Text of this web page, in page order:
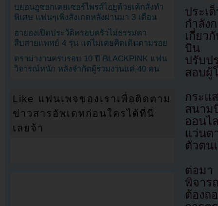
ประเ
กำลัง
เกี่ยว
บิน จ
ปรับป
สอบผู้
กระแ
สนาม
ออน
แว่นต
ตัวตน
ต่อมา
พิจาร
ต้องถ
บยอนอูซอกเคยเซอร์ไพรส์ไอยูด้วยเค้กสั่งทำ
พิเศษ แฟนๆเพิ่งสังเกตหลังผ่านมา 3 เดือน
ฮายองเปิดประวัติครอบครัวไม่ธรรมดา
สืบสายแพทย์ 4 รุ่น แต่ไม่เคยคิดเดินตามรอย
ดราม่างานครบรอบ 10 ปี BLACKPINK แฟน
วิจารณ์หนัก หลังจำกัดผู้ร่วมงานแค่ 40 คน
Like แฟนเพจของเราเพื่อติดตาม
ข่าวสารอัพเดทก่อนใครได้ที่นี่
เลยจ้า